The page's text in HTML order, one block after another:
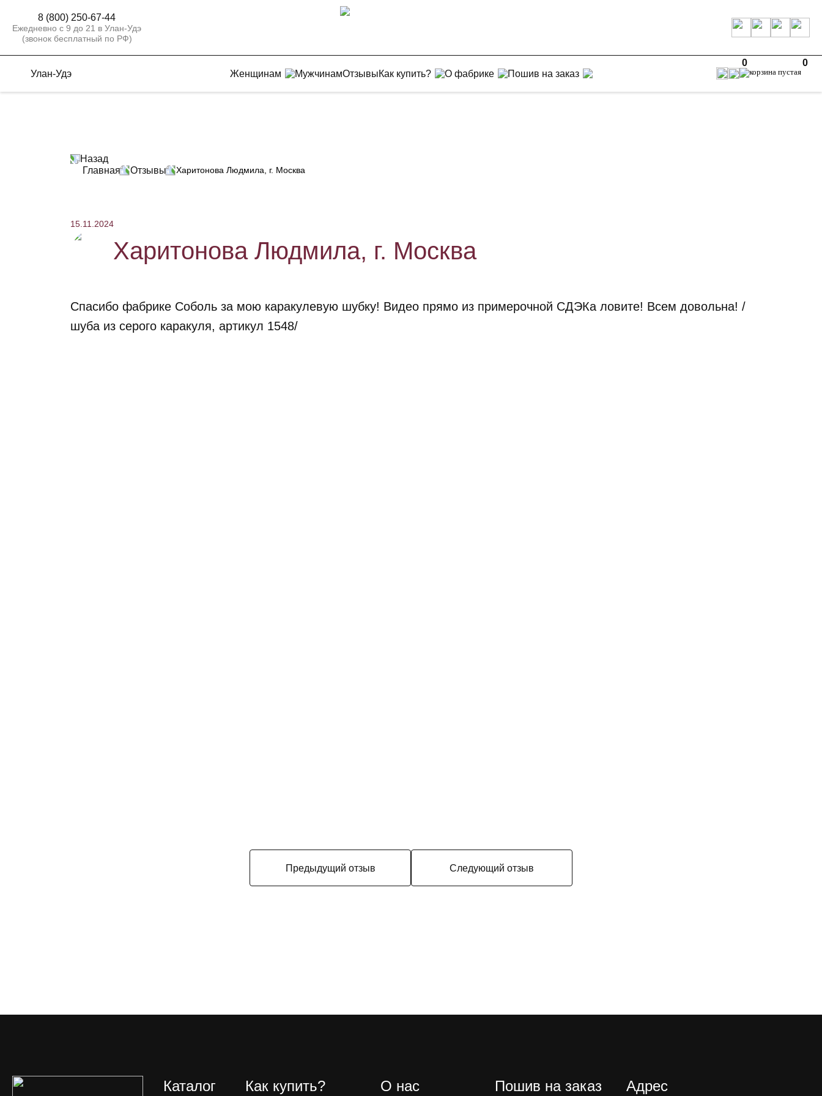
8 (800) 250-67-44
Ежедневно с 9 до 21 в Улан-Удэ
(звонок бесплатный по РФ)
Улан-Удэ Женщинам МужчинамОтзывыКак купить? О фабрике Пошив на заказ
0 0
Назад
Главная
Отзывы Харитонова Людмила, г. Москва
15.11.2024
Харитонова Людмила, г. Москва
Спасибо фабрике Соболь за мою каракулевую шубку! Видео прямо из примерочной СДЭКа ловите! Всем довольна! /
шуба из серого каракуля, артикул 1548/
Предыдущий отзыв Следующий отзыв
Каталог Как купить? О нас Пошив на заказ Адрес